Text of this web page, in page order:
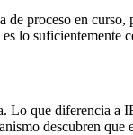
proceso en curso,
lo suficientemente
que diferencia a
descubren que